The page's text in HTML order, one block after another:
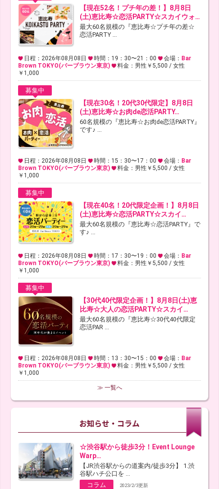
【現在52名！プチ年の差！】8月8日
(土)恵比寿☆恋活PARTY☆スカイウォ…
最大60名規模の『恵比寿☆プチ年の差☆
恋活PARTY ...
日程：2026年08月08日 時間：19：30〜21：00 会場： Bar
Brown TOKYO(バーブラウン東京)
料金：男性￥5,500 / 女性
￥1,000
募集中
【現在30名！20代30代限定】8月8日
(土)恵比寿☆お肉de恋活PARTY…
60名規模の『恵比寿☆お肉de恋活PARTY』
です♪ ...
日程：2026年08月08日 時間：15：30〜17：00 会場： Bar
Brown TOKYO(バーブラウン東京)
料金：男性￥5,500 / 女性
￥1,000
募集中
【現在40名！20代限定企画！】8月8日
(土)恵比寿☆恋活PARTY☆スカイ…
最大60名規模の『恵比寿☆恋活PARTY』で
す♪ ...
日程：2026年08月08日 時間：17：30〜19：00 会場： Bar
Brown TOKYO(バーブラウン東京)
料金：男性￥5,500 / 女性
￥1,000
募集中
【30代40代限定企画！】8月8日(土)恵
比寿☆大人の恋活PARTY☆スカイ…
最大60名規模の『恵比寿☆30代40代限定
恋活PAR ...
日程：2026年08月08日 時間：13：30〜15：00 会場： Bar
Brown TOKYO(バーブラウン東京)
料金：男性￥5,500 / 女性
￥1,000
≫ 一覧へ
☆渋谷駅から徒歩3分！Event Lounge
Warp…
【JR渋谷駅からの道案内/徒歩3分】 1.渋
谷駅ハチ公口を ...
コラム
2023/2/3更新